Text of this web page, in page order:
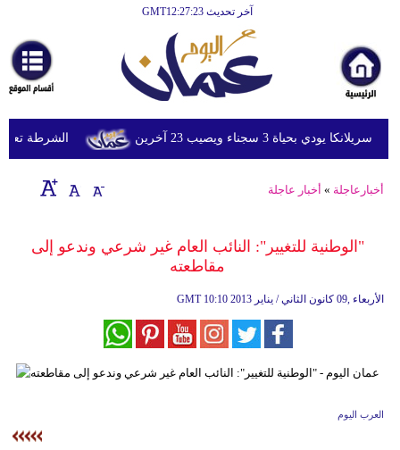
آخر تحديث GMT12:27:23
أخبارعاجلة
رياضة
ثقافة
إقتصاد
وموسيقى
الشرطة تعتقل بحياة 3 سجناء ويصيب 23 آخرين
أخبارعاجلة » أخبار عاجلة
"الوطنية للتغيير": النائب العام غير شرعي وندعو إلى
مقاطعته
GMT 10:10 2013 الأربعاء ,09 كانون الثاني / يناير
العرب اليوم